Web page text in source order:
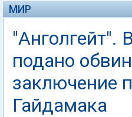
МИР
"Анголгейт".
подано
заключение
Гайдамака